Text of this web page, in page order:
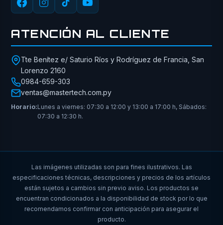
ATENCIÓN AL CLIENTE
Tte Benítez e/ Saturio Ríos y Rodríguez de Francia, San
Lorenzo 2160
0984-659-303
ventas@mastertech.com.py
Horario:Lunes a viernes: 07:30 a 12:00 y 13:00 a 17:00 h, Sábados:
07:30 a 12:30 h.
Las imágenes utilizadas son para fines ilustrativos. Las
especificaciones técnicas, descripciones y precios de los artículos
están sujetos a cambios sin previo aviso. Los productos se
encuentran condicionados a la disponibilidad de stock por lo que
recomendamos confirmar con anticipación para asegurar el
producto.